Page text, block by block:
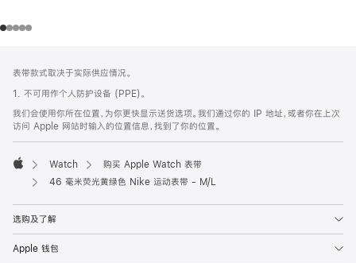
页
页
脚
注
表带款式取决于实际供应情况。
1. 不可用作个人防护设备 (PPE)。
我们会使用你所在位置，为你更快显示送货选项。我们通过你的 IP 地址，或者你在上次
访问 Apple 网站时输入的位置信息，找到了你的位置。
Apple
Watch
购买 Apple Watch 表带
46 毫米荧光黄绿色 Nike 运动表带 - M/L
选购及了解
Apple 钱包